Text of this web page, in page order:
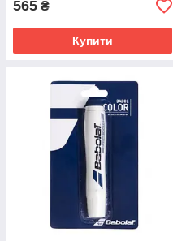
565 ₴
Купити